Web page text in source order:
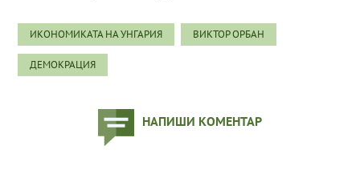
ИКОНОМИКАТА НА УНГАРИЯ ВИКТОР ОРБАН
ДЕМОКРАЦИЯ
НАПИШИ КОМЕНТАР